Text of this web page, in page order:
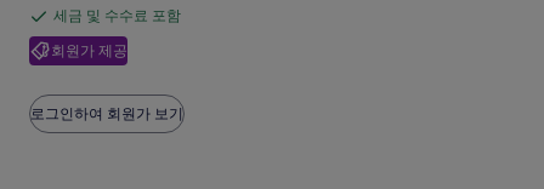
미
어
로
카
회원가 제공
은
₩230,909
입
니
다.
은
표
준
요
요
금:
₩254,000
세
금
수
수
세금 및 수수료 포함
로그인하여 회원가 보기